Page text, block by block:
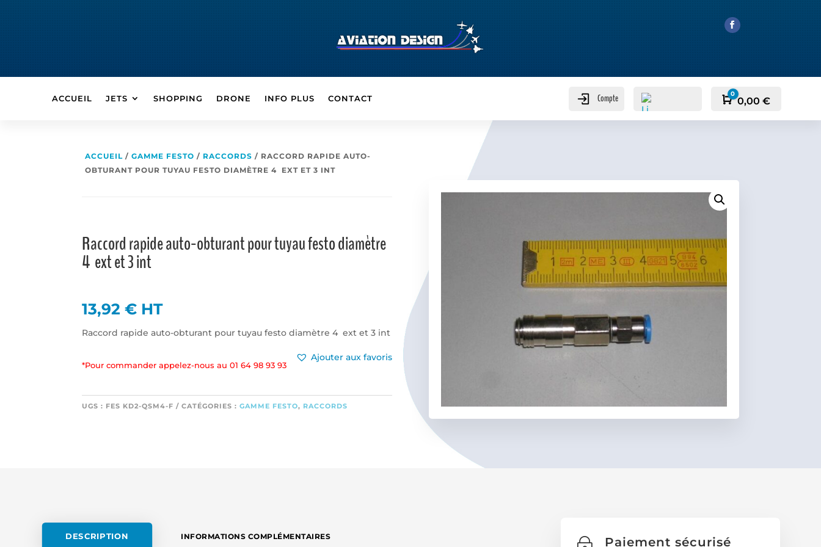
ACCUEIL JETS SHOPPING DRONE INFO PLUS CONTACT Compte Panier
0
0,00€
ACCUEIL /GAMME FESTO / RACCORDS / RACCORD RAPIDE AUTO-
OBTURANT POUR TUYAU FESTO DIAMÈTRE 4 EXT ET 3 INT
Raccord rapide auto-obturant pour tuyau festo diamètre
4 ext et 3 int
13,92€ HT
Raccord rapide auto-obturant pour tuyau festo diamètre 4 ext et 3 int
*Pour commander appelez-nous au 01 64 98 93 93
Ajouter aux favoris
UGS : FES KD2-QSM4-F CATÉGORIES :GAMME FESTO, RACCORDS
DESCRIPTION INFORMATIONS COMPLÉMENTAIRES Paiement sécurisé